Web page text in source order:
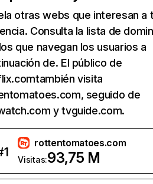
otras webs que interesan a
Consulta la lista de
que navegan los usuarios a
de. El público de
visita
seguido de
y tvguide.com.
1
rottentomatoes.com
Visitas:93,75 M